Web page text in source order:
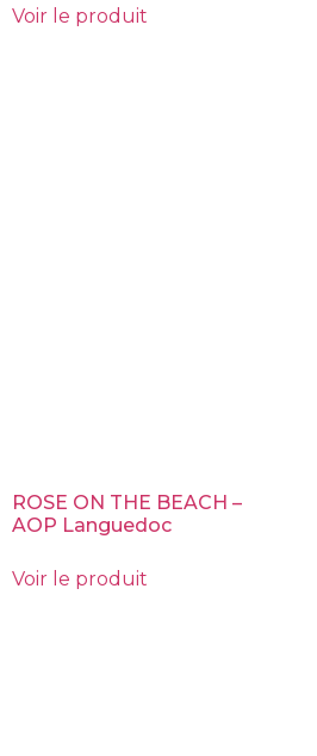
Voir le produit
ROSE ON THE BEACH –
AOP Languedoc
Voir le produit